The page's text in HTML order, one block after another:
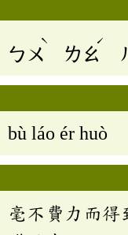
ㄅㄨ
ˋ
ㄌㄠ
ˊ
bù láo ér huò
毫不費力而得